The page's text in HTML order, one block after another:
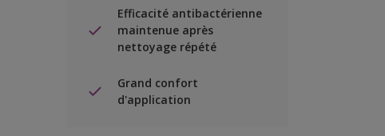
Efficacité antibactérienne
maintenue après
nettoyage répété
Grand confort
d'application